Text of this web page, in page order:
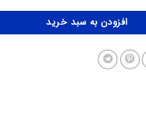
افزودن به سبد خرید